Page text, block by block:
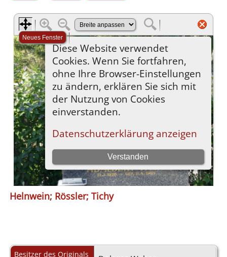
Helnwein; Rössler; Tichy
Besitzer des Originals